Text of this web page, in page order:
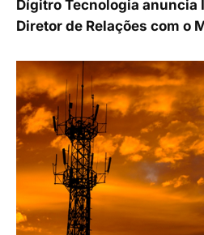
Dígitro Tecnologia anuncia
Diretor de Relações com o